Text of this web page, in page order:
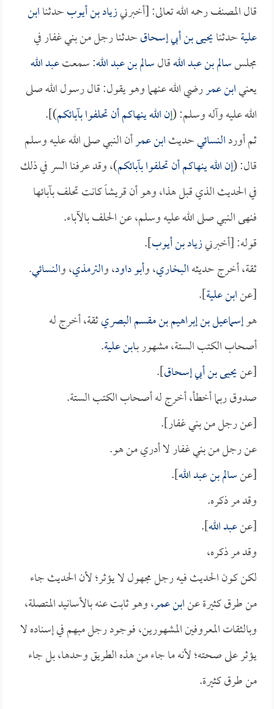
قال المصنف رحمه الله تعالى: [أخبرنيزياد بن أيوبحدثناابن
عليةحدثنايحيى بن أبي إسحاقحدثنا رجل من بني غفار في
مجلسسالم بن عبد اللهقالسالم بن عبد الله: سمعتعبد الله
يعنيابن عمررضي الله عنهما وهو يقول: قال رسول الله صلى
الله عليه وآله وسلم: (إن الله ينهاكم أن تحلفوا بآبائكم)].
ثم أوردالنسائيحديثابن عمرأن النبي صلى الله عليه وسلم
قال: (إن الله ينهاكم أن تحلفوا بآبائكم)، وقد عرفنا السر في ذلك
في الحديث الذي قبل هذا، وهو أن قريشاً كانت تحلف بآبائها
فنهى النبي صلى الله عليه وسلم، عن الحلف بالآباء.
قوله: [أخبرنيزياد بن أيوب].
ثقة، أخرج حديثهالبخاري، وأبو داود، والترمذي، والنسائي.
[عنابن علية].
هوإسماعيل بن إبراهيم بن مقسم البصريثقة، أخرج له
أصحاب الكتب الستة، مشهور بـابن علية.
[عنيحيى بن أبي إسحاق].
صدوق ربما أخطأ، أخرج له أصحاب الكتب الستة.
[عن رجل من بني غفار].
عن رجل من بني غفار لا أدري من هو.
[عنسالم بن عبد الله].
وقد مر ذكره.
[عنعبد الله].
وقد مر ذكره،
لكن كون الحديث فيه رجل مجهول لا يؤثر؛ لأن الحديث جاء
من طرق كثيرة عنابن عمر، وهو ثابت عنه بالأسانيد المتصلة،
وبالثقات المعروفين المشهورين، فوجود رجل مبهم في إسناده لا
يؤثر على صحته؛ لأنه ما جاء من هذه الطريق وحدها، بل جاء
من طرق كثيرة.